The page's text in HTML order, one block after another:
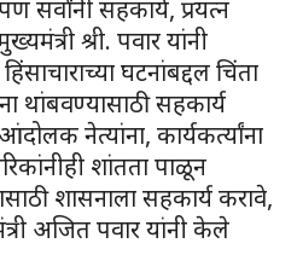
सर्वांनी सहकार्य, प्रयत्न
श्री. पवार यांनी
घटनांबद्दल चिंता
थांबवण्यासाठी सहकार्य
नेत्यांना, कार्यकर्त्यांना
शांतता पाळून
शासनाला सहकार्य करावे,
अजित पवार यांनी केले